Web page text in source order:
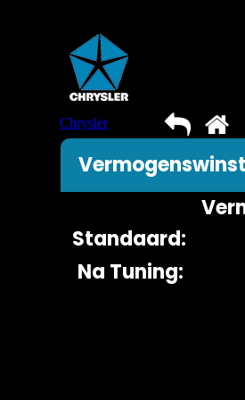
Chrysler➡
Vermogenswinst
Standaard:
Na Tuning: